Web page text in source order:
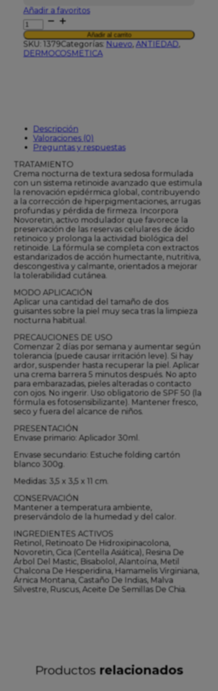
Añadir a favoritos
ARTURO
ALBA
RETINOIDE
EXTREMO
30ML
Añadir al carrito
SKU: 1379Categorías: Nuevo, ANTIEDAD,
DERMOCOSMETICA
Descripción
Valoraciones (0)
Preguntas y respuestas
TRATAMIENTO
Crema nocturna de textura sedosa formulada
con un sistema retinoide avanzado que estimula
la renovación epidérmica global, contribuyendo
a la corrección de hiperpigmentaciones, arrugas
profundas y pérdida de firmeza. Incorpora
Novoretin, activo modulador que favorece la
preservación de las reservas celulares de ácido
retinoico y prolonga la actividad biológica del
retinoide. La fórmula se completa con extractos
estandarizados de acción humectante, nutritiva,
descongestiva y calmante, orientados a mejorar
la tolerabilidad cutánea.
MODO APLICACIÓN
Aplicar una cantidad del tamaño de dos
guisantes sobre la piel muy seca tras la limpieza
nocturna habitual.
PRECAUCIONES DE USO
Comenzar 2 días por semana y aumentar según
tolerancia (puede causar irritación leve). Si hay
ardor, suspender hasta recuperar la piel. Aplicar
una crema barrera 5 minutos después. No apto
para embarazadas, pieles alteradas o contacto
con ojos. No ingerir. Uso obligatorio de SPF 50 (la
fórmula es fotosensibilizante). Mantener fresco,
seco y fuera del alcance de niños.
PRESENTACIÓN
Envase primario: Aplicador 30ml.
Envase secundario: Estuche folding cartón
blanco 300g.
Medidas: 3,5 x 3,5 x 11 cm.
CONSERVACIÓN
Mantener a temperatura ambiente,
preservándolo de la humedad y del calor.
INGREDIENTES ACTIVOS
Retinol, Retinoato De Hidroxipinacolona,
Novoretin, Cica (Centella Asiática), Resina De
Árbol Del Mastic, Bisabolol, Alantoína, Metil
Chalcona De Hesperidina, Hamamelis Virginiana,
Árnica Montana, Castaño De Indias, Malva
Silvestre, Ruscus, Aceite De Semillas De Chia.
Productos relacionados